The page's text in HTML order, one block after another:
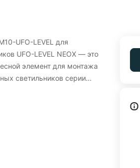
UFO-LEVEL для
UFO-LEVEL NEOX — это
элемент для монтажа
светильников серии
в виде резьбового